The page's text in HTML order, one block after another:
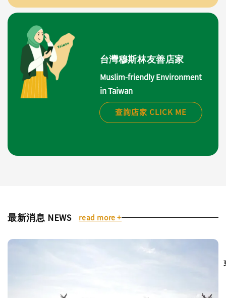
台灣穆斯林友善店家
Muslim-friendly Environment
in Taiwan
查詢店家 CLICK ME
最新消息 NEWS read more +